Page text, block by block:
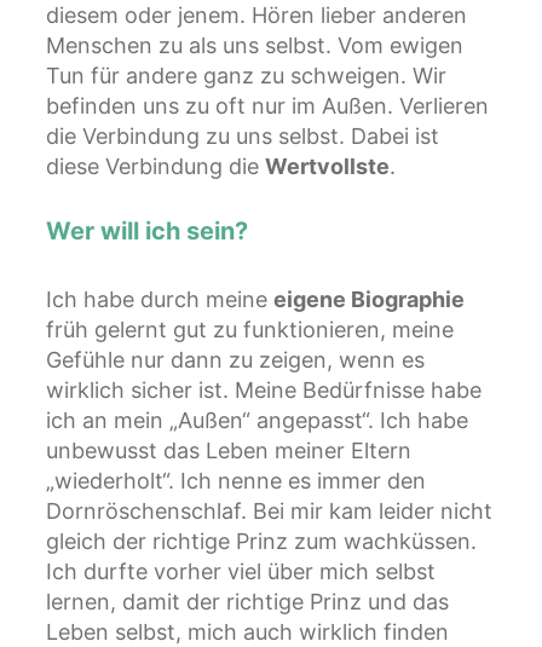
diesem oder jenem. Hören lieber anderen
Menschen zu als uns selbst. Vom ewigen
Tun für andere ganz zu schweigen. Wir
befinden uns zu oft nur im Außen. Verlieren
die Verbindung zu uns selbst. Dabei ist
diese Verbindung die Wertvollste.
Wer will ich sein?
Ich habe durch meine eigene Biographie
früh gelernt gut zu funktionieren, meine
Gefühle nur dann zu zeigen, wenn es
wirklich sicher ist. Meine Bedürfnisse habe
ich an mein „Außen“ angepasst“. Ich habe
unbewusst das Leben meiner Eltern
„wiederholt“. Ich nenne es immer den
Dornröschenschlaf. Bei mir kam leider nicht
gleich der richtige Prinz zum wachküssen.
Ich durfte vorher viel über mich selbst
lernen, damit der richtige Prinz und das
Leben selbst, mich auch wirklich finden